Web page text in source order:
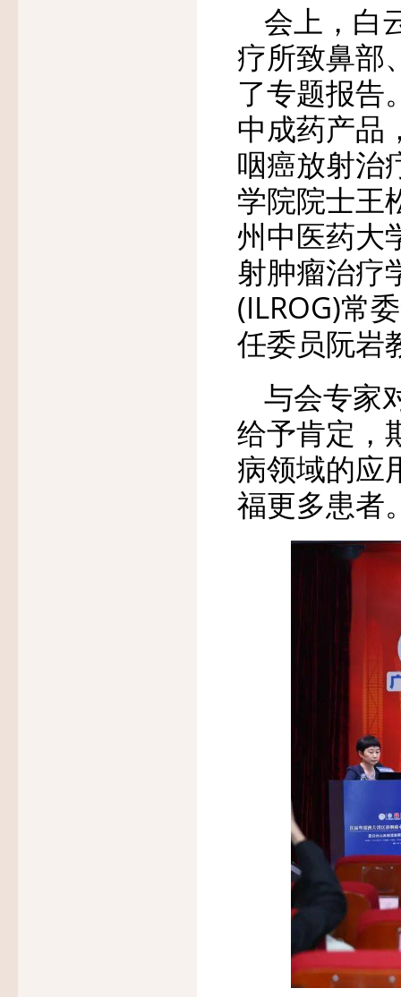
会上，白
疗所致鼻部
了专题报告
中成药产品
咽癌放射治
学院院士王
州中医药大
射肿瘤治疗
(ILROG)常
任委员阮岩
与会专家
给予肯定，
病领域的应
福更多患者